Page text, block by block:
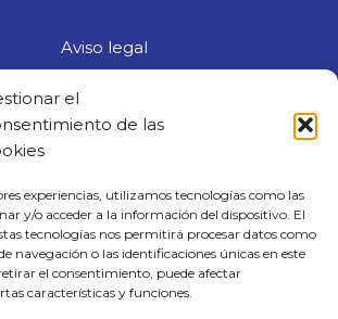
el
de las
experiencias, utilizamos tecnologías como las
y/o acceder a la información del dispositivo. El
tecnologías nos permitirá procesar datos como
navegación o las identificaciones únicas en este
el consentimiento, puede afectar
características y funciones.
Aviso legal
Política de privacidad
Política de cookies
Accesibilidad